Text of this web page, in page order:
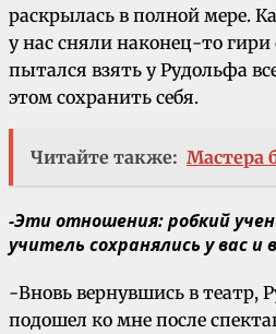
раскрылась в полной мере.
у нас сняли наконец-то гири
пытался взять у Рудольфа
этом сохранить себя.
Читайте также: Мастера
-Эти отношения: робкий
учитель сохранялись у вас и
-Вновь вернувшись в театр,
подошел ко мне после